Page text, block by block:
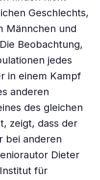
Geschlechts,
Männchen und
Beobachtung,
jedes
in einem Kampf
anderen
des gleichen
zeigt, dass der
bei anderen
Dieter
für